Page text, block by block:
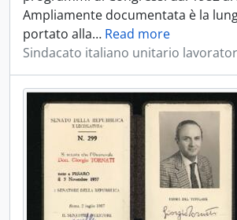
Ampliamente documentata è la
portato alla… Read more
Sindacato italiano unitario